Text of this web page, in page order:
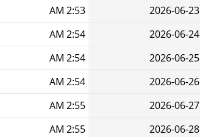
2026-06-23
2:53 AM
2026-06-24
2:54 AM
2026-06-25
2:54 AM
2026-06-26
2:54 AM
2026-06-27
2:55 AM
2026-06-28
2:55 AM